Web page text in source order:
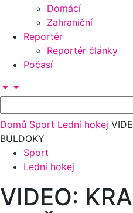
Domácí
Zahraniční
Reportér
Reportér články
Počasí
Domů Sport Lední hokej
BULDOKY
Sport
Lední hokej
VIDEO: